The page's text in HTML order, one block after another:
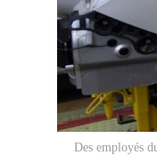
Des employés